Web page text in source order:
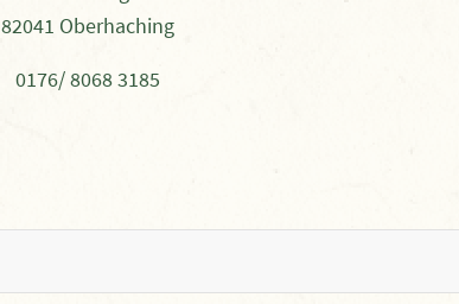
82041 Oberhaching
0176/ 8068 3185